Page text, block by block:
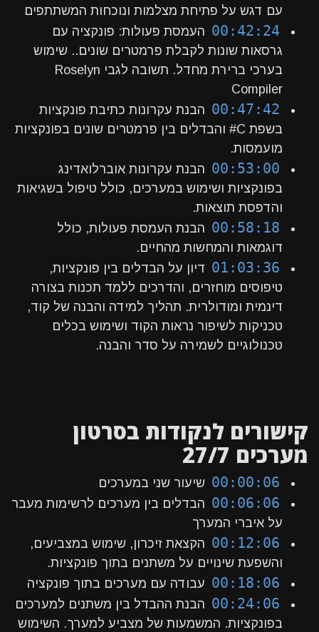
עם דגש על פתיחת מצלמות ונוכחות המשתתפים
00:42:24 העמסת פעולות: פונקציה עם
גרסאות שונות לקבלת פרמטרים שונים.. שימוש
בערכי ברירת מחדל. תשובה לגבי Roselyn
Compiler
00:47:42 הבנת עקרונות כתיבת פונקציות
בשפת C# והבדלים בין פרמטרים שונים בפונקציות
מועמסות.
00:53:00 הבנת עקרונות אוברלואדינג
בפונקציות ושימוש במערכים, כולל טיפול בשגיאות
והדפסת תוצאות.
00:58:18 הבנת העמסת פעולות, כולל
דוגמאות והמחשות מהחיים.
01:03:36 דיון על הבדלים בין פונקציות,
טיפוסים מוחזרים, והדרכים ללמד תכנות בצורה
דינמית ומודולרית. תהליך למידה והבנה של קוד,
טכניקות לשיפור נראות הקוד ושימוש בכלים
טכנולוגיים לשמירה על סדר והבנה.
קישורים לנקודות בסרטון
מערכים 27/7
00:00:06 שיעור שני במערכים
00:06:06 הבדלים בין מערכים לרשימות מעבר
על איברי המערך
00:12:06 הקצאת זיכרון, שימוש במצביעים,
והשפעת שינויים על משתנים בתוך פונקציות.
00:18:06 עבודה עם מערכים בתוך פונקציה
00:24:06 הבנת ההבדל בין משתנים למערכים
בפונקציות. המשמעות של מצביע למערך. השימוש